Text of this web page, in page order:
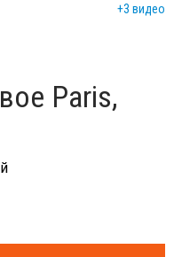
+3 видео
Paris,